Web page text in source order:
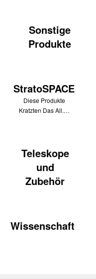
Sonstige
Produkte
StratoSPACE
Diese Produkte
Kratzten Das All.…
Teleskope
und
Zubehör
Wissenschaft